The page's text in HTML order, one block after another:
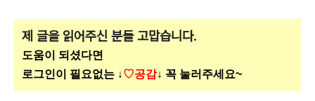
제 글을 읽어주신 분들 고맙습니다.
도움이 되셨다면
로그인이 필요없는 ↓♡공감↓ 꼭 눌러주세요~